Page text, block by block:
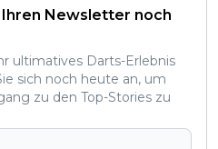
Ihren Newsletter noch
ultimatives Darts-Erlebnis
sich noch heute an, um
zu den Top-Stories zu